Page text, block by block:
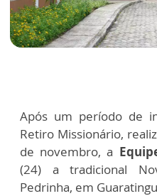
Após um período de
Retiro Missionário,
de novembro, a
(24) a tradicional
Pedrinha, em